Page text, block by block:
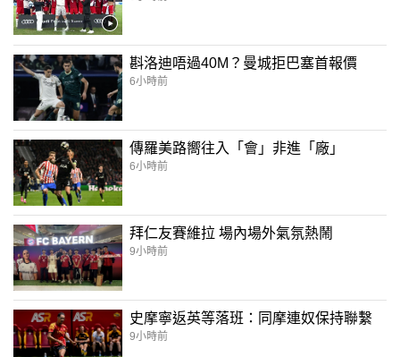
斟洛迪唔過40M？曼城拒巴塞首報價
6小時前
傳羅美路嚮往入「會」非進「廠」
6小時前
拜仁友賽維拉 場內場外氣氛熱鬧
9小時前
史摩寧返英等落班：同摩連奴保持聯繫
9小時前